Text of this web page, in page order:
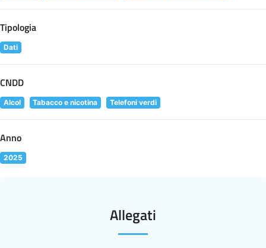
Tipologia
Dati
CNDD
Alcol Tabacco e nicotina Telefoni verdi
Anno
2025
Allegati